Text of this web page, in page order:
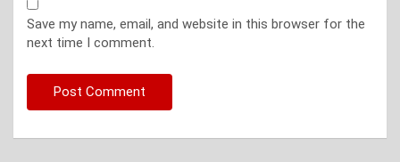
Save my name, email, and website in this browser for the
next time I comment.